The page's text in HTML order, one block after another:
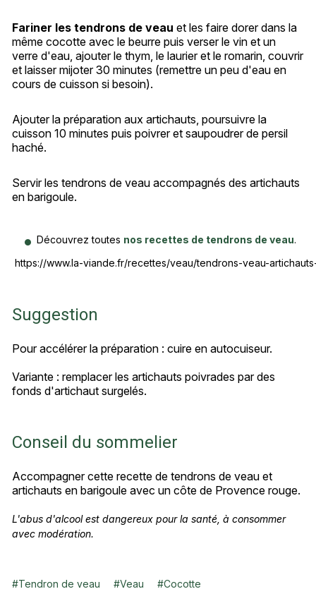
Fariner les tendrons de veau et les faire dorer dans la
même cocotte avec le beurre puis verser le vin et un
verre d'eau, ajouter le thym, le laurier et le romarin, couvrir
et laisser mijoter 30 minutes (remettre un peu d'eau en
cours de cuisson si besoin).
Ajouter la préparation aux artichauts, poursuivre la
cuisson 10 minutes puis poivrer et saupoudrer de persil
haché.
Servir les tendrons de veau accompagnés des artichauts
en barigoule.
Découvrez toutes nos recettes de tendrons de veau.
https://www.la-viande.fr/recettes/veau/tendrons-veau-
Suggestion
Pour accélérer la préparation : cuire en autocuiseur.
Variante : remplacer les artichauts poivrades par des
fonds d'artichaut surgelés.
Conseil du sommelier
Accompagner cette recette de tendrons de veau et
artichauts en barigoule avec un côte de Provence rouge.
L'abus d'alcool est dangereux pour la santé, à consommer
avec modération.
#Tendron de veau #Veau #Cocotte